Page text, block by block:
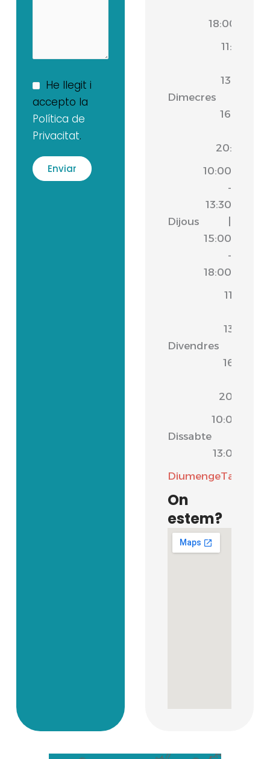
He llegit i
accepto la
Política de
Privacitat.
18:00
Dimecres
11:00
13:30
16:30
20:00
Dijous
10:00
-
13:30
15:00
-
18:00
Divendres
11:00
13:30
16:30
20:00
Dissabte
10:00
13:00
DiumengeTancat
On
estem?